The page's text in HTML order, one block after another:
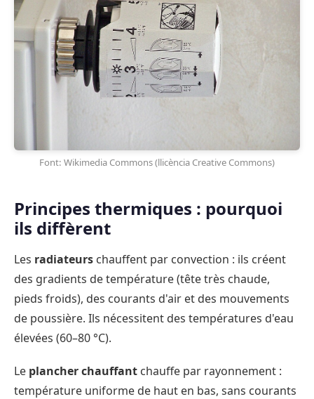
Font: Wikimedia Commons (llicència Creative Commons)
Principes thermiques : pourquoi
ils diffèrent
Les radiateurs chauffent par convection : ils créent
des gradients de température (tête très chaude,
pieds froids), des courants d'air et des mouvements
de poussière. Ils nécessitent des températures d'eau
élevées (60–80 °C).
Le plancher chauffant chauffe par rayonnement :
température uniforme de haut en bas, sans courants